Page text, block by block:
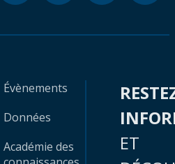
Évènements
Données
Académie des
ET